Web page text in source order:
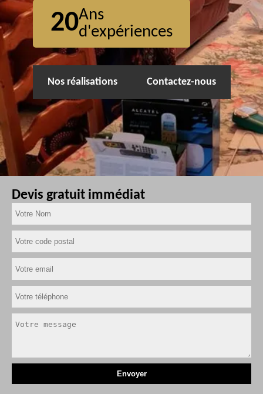
20Ans
d'expériences
Nos réalisations Contactez-nous
Devis gratuit immédiat